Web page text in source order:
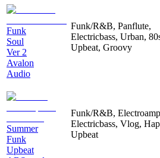
Funk
Soul
Ver 2
Avalon
Audio
Funk/R&B, Panflute,
Electricbass, Urban,
Upbeat, Groovy
Summer
Funk
Upbeat
Funk/R&B,
Electricbass, Vlog,
Upbeat